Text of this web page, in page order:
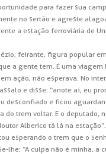
para fazer sua
no sertão e agreste
a estação ferroviária de
feirante, figura popular
a gente tem. É uma
ação, não esperava. No
e disse: “anote aí, eu
desconfiado e ficou
do trem voltar. E o deputado,
Alberico tá lá na
esperando o trem que o
lhe: “A culpa não é minha, a